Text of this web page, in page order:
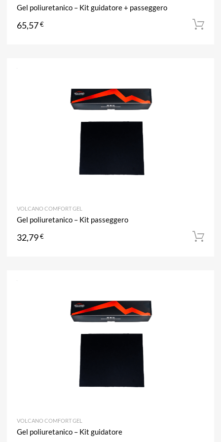
Gel poliuretanico – Kit guidatore + passeggero
65,57€
VOLCANO COMFORT GEL
Gel poliuretanico – Kit passeggero
32,79€
VOLCANO COMFORT GEL
Gel poliuretanico – Kit guidatore